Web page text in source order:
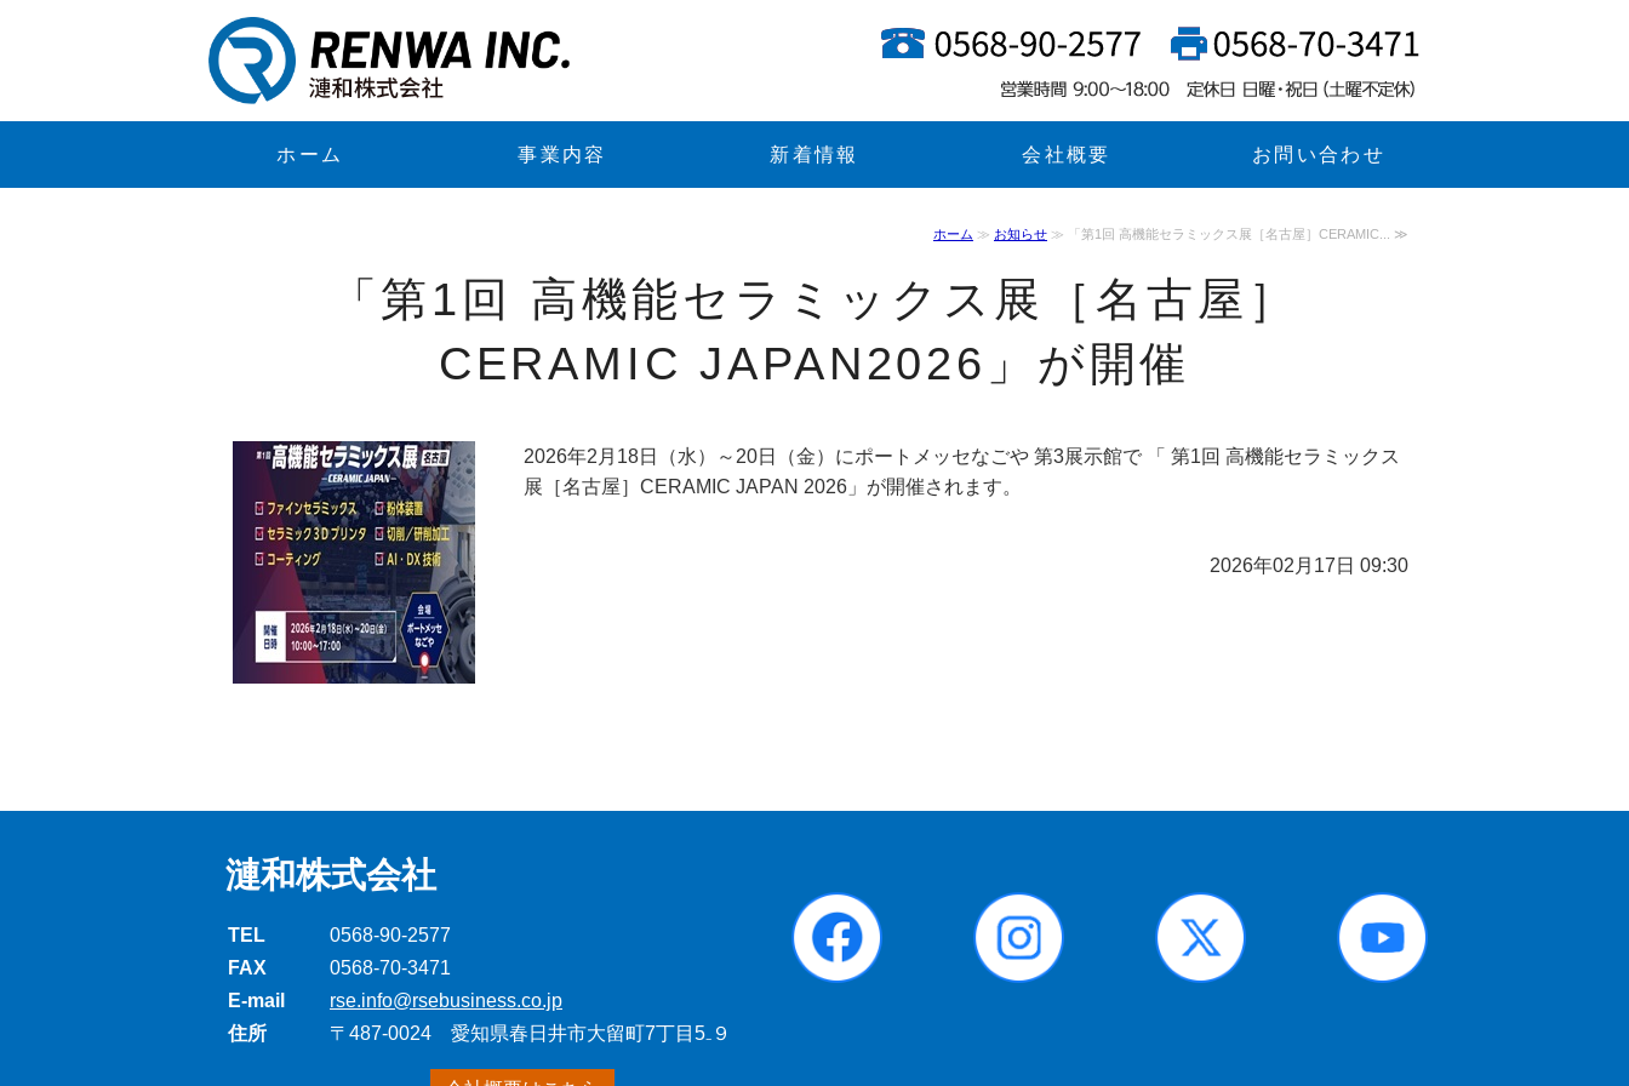
モノづくりの漣和株式会社（レンワカブシキガイシャ）｜代理
ホーム 事業内容 新着情報 会社概要 お問い合わせ
ホーム ≫ お知らせ ≫ 「第1回 高機能セラミックス展［名古屋］CERAMIC... ≫
「第1回 高機能セラミックス展［名古屋］
CERAMIC JAPAN2026」が開催
2026年2月18日（水）～20日（金）にポートメッセなごや 第3展示館で 「 第1回 高機能セラミックス
展［名古屋］CERAMIC JAPAN 2026」が開催されます。
2026年02月17日 09:30
漣和株式会社
TEL
0568-90-2577
FAX
0568-70-3471
E-mail
rse.info@rsebusiness.co.jp
住所
〒487-0024 愛知県春日井市大留町7丁目5₋９